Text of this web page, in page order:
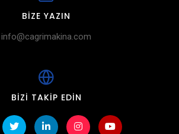
BIZE YAZIN
info@cagrimakina.com
BIZI TAKIP EDIN